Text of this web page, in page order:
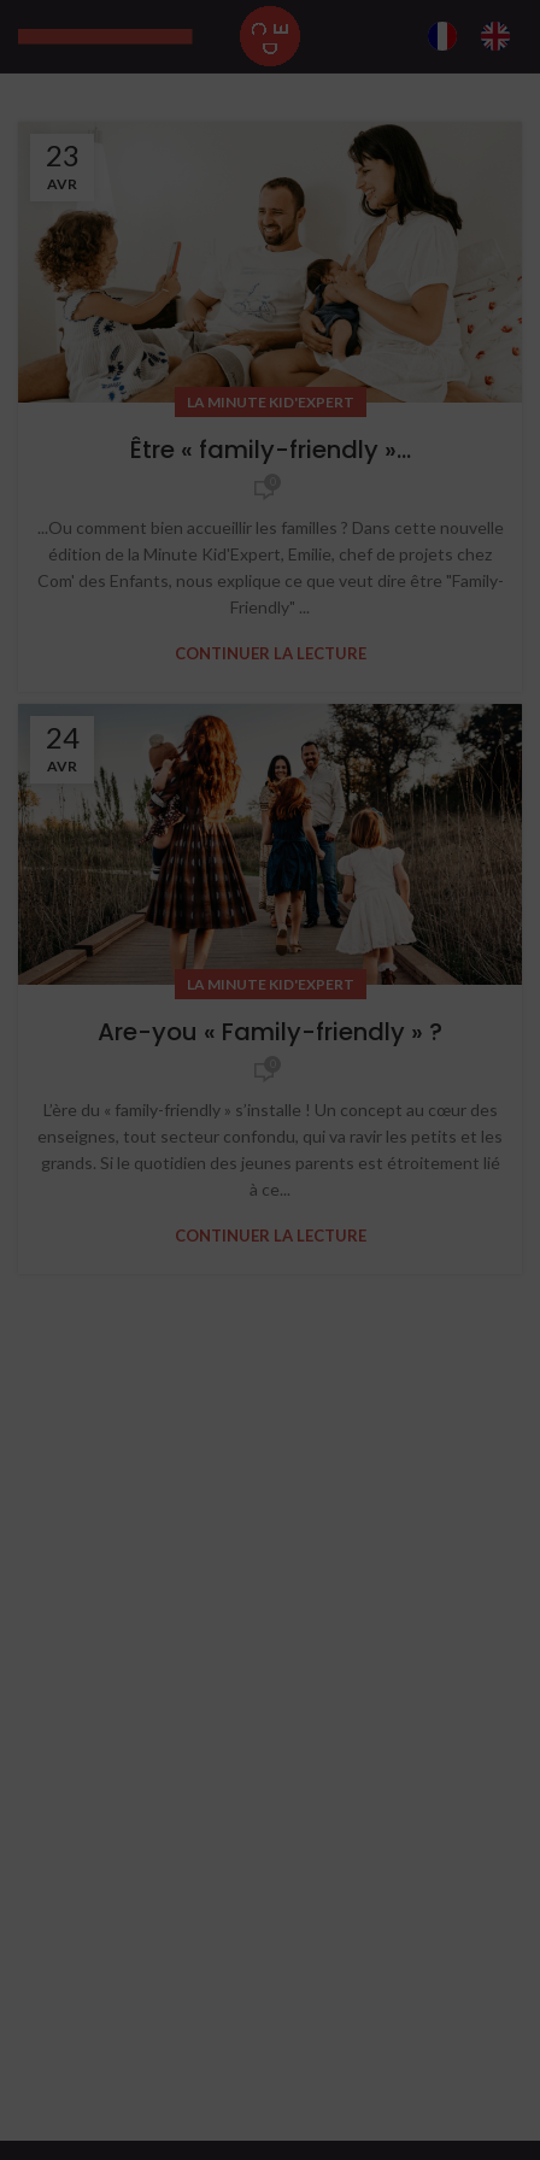
23
AVR
LA MINUTE KID'EXPERT
Être « family-friendly »…
...Ou comment bien accueillir les familles ? Dans cette nouvelle
édition de la Minute Kid'Expert, Emilie, chef de projets chez
Com' des Enfants, nous explique ce que veut dire être "Family-
Friendly" ...
CONTINUER LA LECTURE
24
AVR
LA MINUTE KID'EXPERT
Are-you « Family-friendly » ?
L’ère du « family-friendly » s’installe ! Un concept au cœur des
enseignes, tout secteur confondu, qui va ravir les petits et les
grands. Si le quotidien des jeunes parents est étroitement lié
à ce...
CONTINUER LA LECTURE